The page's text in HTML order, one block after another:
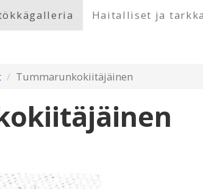
Haitalliset ja
Tummarunkokiitäjäinen